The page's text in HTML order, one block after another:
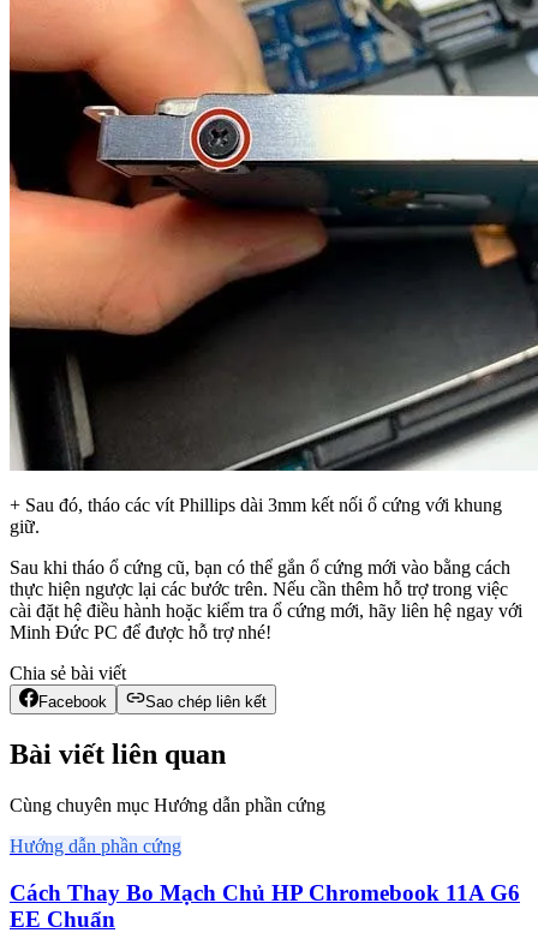
+ Sau đó, tháo các vít Phillips dài 3mm kết nối ổ cứng với khung
giữ.
Sau khi tháo ổ cứng cũ, bạn có thể gắn ổ cứng mới vào bằng cách
thực hiện ngược lại các bước trên. Nếu cần thêm hỗ trợ trong việc
cài đặt hệ điều hành hoặc kiểm tra ổ cứng mới, hãy liên hệ ngay với
Minh Đức PC để được hỗ trợ nhé!
Chia sẻ bài viết
Facebook Sao chép liên kết
Bài viết liên quan
Cùng chuyên mục Hướng dẫn phần cứng
Hướng dẫn phần cứng
Cách Thay Bo Mạch Chủ HP Chromebook 11A G6
EE Chuẩn